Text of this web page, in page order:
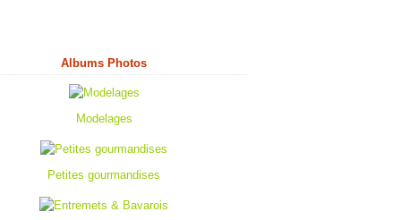
Albums Photos
Modelages
Petites gourmandises